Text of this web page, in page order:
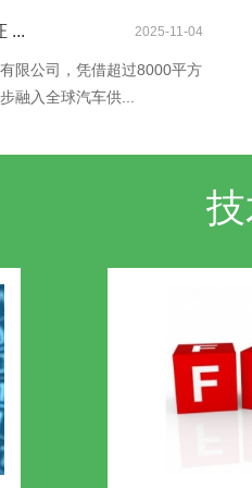
2025-11-04
...
限公司，凭借超过8000平方
融入全球汽车供...